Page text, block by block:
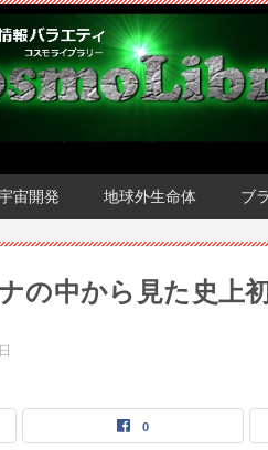
宙開発 地球外生命体 ブ
の中から見た史上
0